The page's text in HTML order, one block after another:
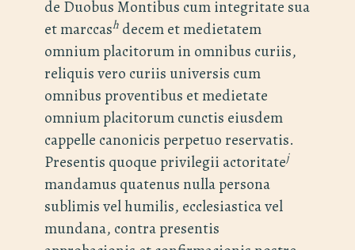
de Duobus Montibus cum integritate sua
et marccash decem et medietatem
omnium placitorum in omnibus curiis,
reliquis vero curiis universis cum
omnibus proventibus et medietate
omnium placitorum cunctis eiusdem
cappelle canonicis perpetuo reservatis.
Presentis quoque privilegii actoritatej
mandamus quatenus nulla persona
sublimis vel humilis, ecclesiastica vel
mundana, contra presentis